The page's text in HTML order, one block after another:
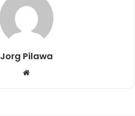
Jorg Pilawa
Website